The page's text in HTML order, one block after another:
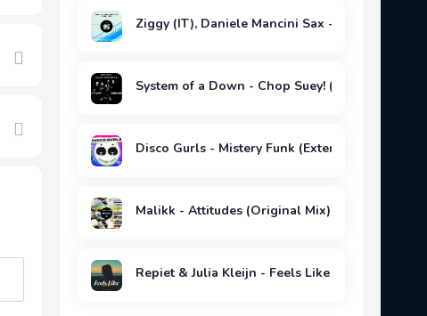
Ziggy (IT), Daniele Mancini Sax - Workin'
System of a Down - Chop Suey! (Daniel Pinho
Disco Gurls - Mistery Funk (Extended Mix)
Malikk - Attitudes (Original Mix)
Repiet & Julia Kleijn - Feels Like (La La La)